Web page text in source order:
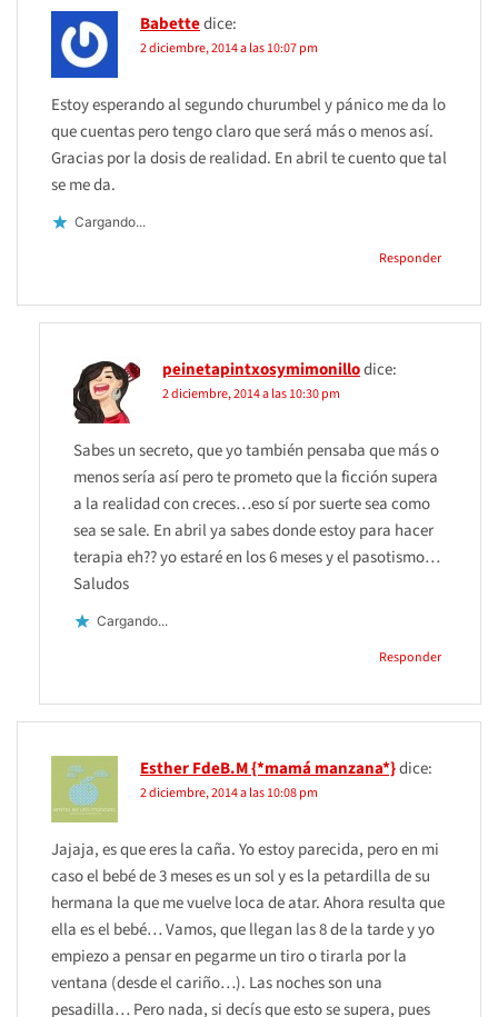
Babettedice:
2 diciembre, 2014 a las 10:07 pm
Estoy esperando al segundo churumbel y pánico me da lo
que cuentas pero tengo claro que será más o menos así.
Gracias por la dosis de realidad. En abril te cuento que tal
se me da.
Cargando...
Responder
peinetapintxosymimonillodice:
2 diciembre, 2014 a las 10:30 pm
Sabes un secreto, que yo también pensaba que más o
menos sería así pero te prometo que la ficción supera
a la realidad con creces…eso sí por suerte sea como
sea se sale. En abril ya sabes donde estoy para hacer
terapia eh?? yo estaré en los 6 meses y el pasotismo…
Saludos
Cargando...
Responder
Esther FdeB.M {*mamá manzana*}dice:
2 diciembre, 2014 a las 10:08 pm
Jajaja, es que eres la caña. Yo estoy parecida, pero en mi
caso el bebé de 3 meses es un sol y es la petardilla de su
hermana la que me vuelve loca de atar. Ahora resulta que
ella es el bebé… Vamos, que llegan las 8 de la tarde y yo
empiezo a pensar en pegarme un tiro o tirarla por la
ventana (desde el cariño…). Las noches son una
pesadilla… Pero nada, si decís que esto se supera, pues